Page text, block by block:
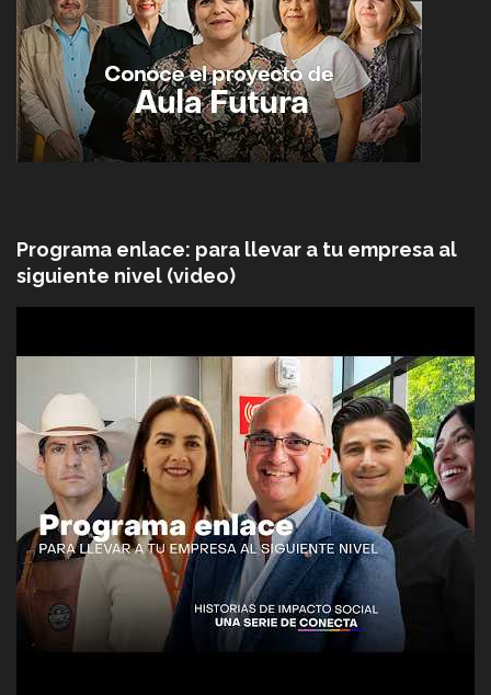
Programa enlace: para llevar a tu empresa al
siguiente nivel (video)